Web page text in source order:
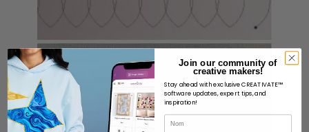
Join our community of
creative makers!
Stay ahead with exclusive CREATIVATE™
software updates, expert tips, and
inspiration!
Nom